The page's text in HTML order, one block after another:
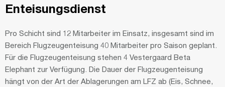
Enteisungsdienst
Pro Schicht sind 12 Mitarbeiter im Einsatz, insgesamt sind im
Bereich Flugzeugenteisung 40 Mitarbeiter pro Saison geplant.
Für die Flugzeugenteisung stehen 4 Vestergaard Beta
Elephant zur Verfügung. Die Dauer der Flugzeugenteisung
hängt von der Art der Ablagerungen am LFZ ab (Eis, Schnee,